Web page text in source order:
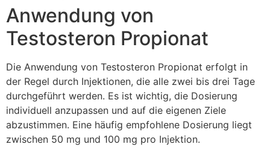
Anwendung von
Testosteron Propionat
Die Anwendung von Testosteron Propionat erfolgt in
der Regel durch Injektionen, die alle zwei bis drei Tage
durchgeführt werden. Es ist wichtig, die Dosierung
individuell anzupassen und auf die eigenen Ziele
abzustimmen. Eine häufig empfohlene Dosierung liegt
zwischen 50 mg und 100 mg pro Injektion.